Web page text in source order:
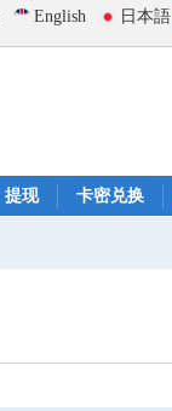
English 日本語
提现 卡密兑换